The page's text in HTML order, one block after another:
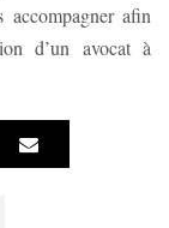
afin
d’un avocat à